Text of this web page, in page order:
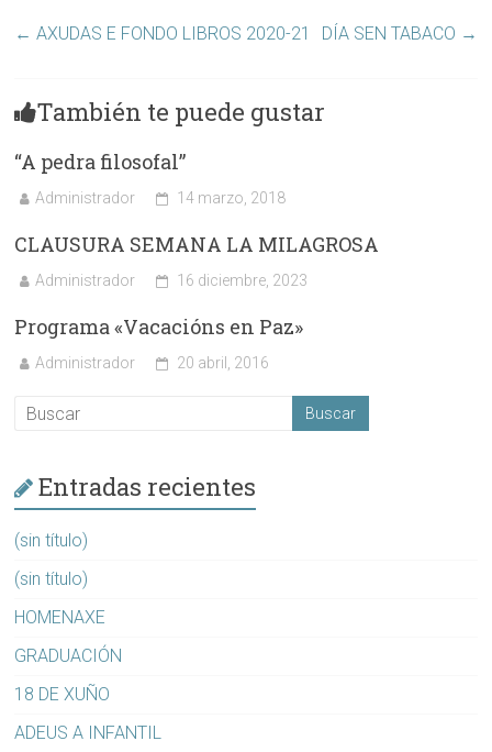
← AXUDAS E FONDO LIBROS 2020-21 DÍA SEN TABACO →
También te puede gustar
“A pedra filosofal”
Administrador 14 marzo, 2018
CLAUSURA SEMANA LA MILAGROSA
Administrador 16 diciembre, 2023
Programa «Vacacións en Paz»
Administrador 20 abril, 2016
Entradas recientes
(sin título)
(sin título)
HOMENAXE
GRADUACIÓN
18 DE XUÑO
ADEUS A INFANTIL